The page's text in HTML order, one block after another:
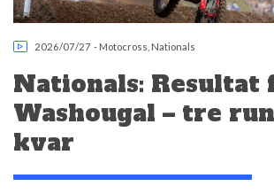
2026/07/27 - Motocross Nationals
Nationals: Resultat
Washougal – tre
kvar